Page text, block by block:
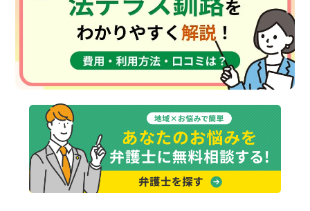
遺産相続
労働問題
債権回収
IT・ネット
資金調達